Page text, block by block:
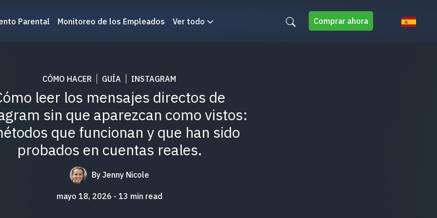
Parental Monitoreo de los Empleados Ver todo Comprar ahora
CÓMO HACER GUÍA INSTAGRAM
leer los mensajes directos de
sin que aparezcan como vistos:
que funcionan y que han sido
probados en cuentas reales.
By Jenny Nicole
mayo 18, 2026 13 min read